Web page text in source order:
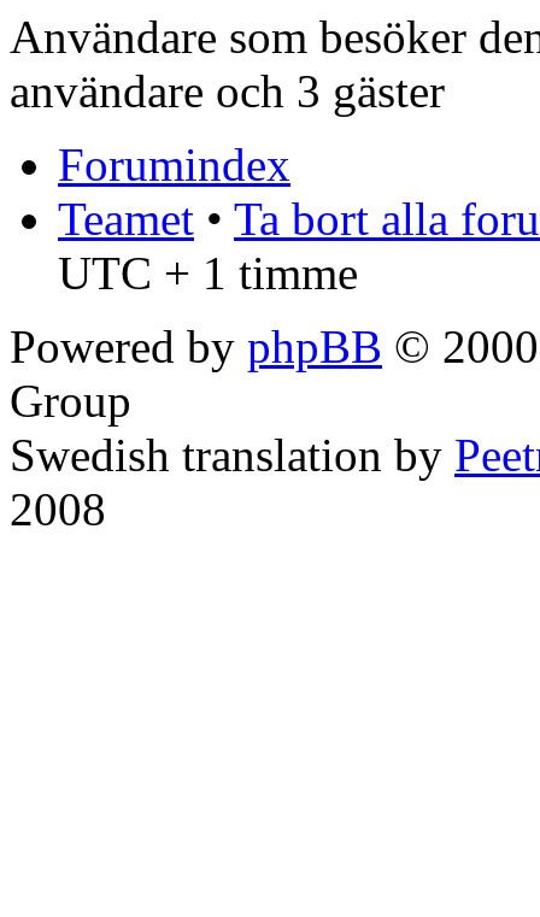
Användare som besöker
användare och 3 gäster
Forumindex
Teamet • Ta bort alla
UTC + 1 timme
Powered by phpBB ©
Group
Swedish translation by
2008